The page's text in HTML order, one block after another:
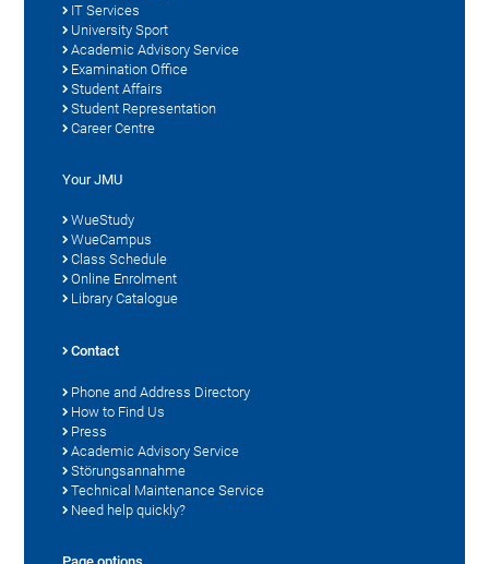
IT Services
University Sport
Academic Advisory Service
Examination Office
Student Affairs
Student Representation
Career Centre
Your JMU
WueStudy
WueCampus
Class Schedule
Online Enrolment
Library Catalogue
Contact
Phone and Address Directory
How to Find Us
Press
Academic Advisory Service
Störungsannahme
Technical Maintenance Service
Need help quickly?